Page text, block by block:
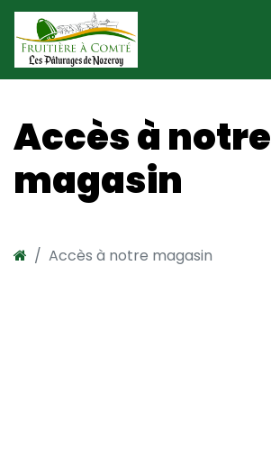
Accès à notre
magasin
Accès à notre magasin